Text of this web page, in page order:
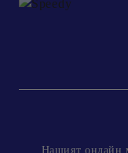
Нашият онлайн